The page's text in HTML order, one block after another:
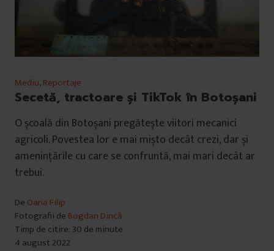
Mediu,Reportaje
Secetă, tractoare și TikTok în Botoșani
O școală din Botoșani pregătește viitori mecanici
agricoli. Povestea lor e mai mișto decât crezi, dar și
amenințările cu care se confruntă, mai mari decât ar
trebui.
De Oana Filip
Fotografii de Bogdan Dincă
Timp de citire: 30 de minute
4 august 2022